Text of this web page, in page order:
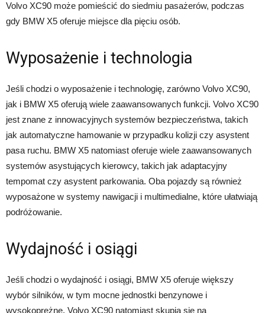
Volvo XC90 może pomieścić do siedmiu pasażerów, podczas
gdy BMW X5 oferuje miejsce dla pięciu osób.
Wyposażenie i technologia
Jeśli chodzi o wyposażenie i technologię, zarówno Volvo XC90,
jak i BMW X5 oferują wiele zaawansowanych funkcji. Volvo XC90
jest znane z innowacyjnych systemów bezpieczeństwa, takich
jak automatyczne hamowanie w przypadku kolizji czy asystent
pasa ruchu. BMW X5 natomiast oferuje wiele zaawansowanych
systemów asystujących kierowcy, takich jak adaptacyjny
tempomat czy asystent parkowania. Oba pojazdy są również
wyposażone w systemy nawigacji i multimedialne, które ułatwiają
podróżowanie.
Wydajność i osiągi
Jeśli chodzi o wydajność i osiągi, BMW X5 oferuje większy
wybór silników, w tym mocne jednostki benzynowe i
wysokoprężne. Volvo XC90 natomiast skupia się na